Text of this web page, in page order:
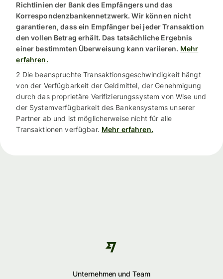
Richtlinien der Bank des Empfängers und das
Korrespondenzbankennetzwerk. Wir können nicht
garantieren, dass ein Empfänger bei jeder Transaktion
den vollen Betrag erhält. Das tatsächliche Ergebnis
einer bestimmten Überweisung kann variieren. Mehr
erfahren.
2 Die beanspruchte Transaktionsgeschwindigkeit hängt
von der Verfügbarkeit der Geldmittel, der Genehmigung
durch das proprietäre Verifizierungssystem von Wise und
der Systemverfügbarkeit des Bankensystems unserer
Partner ab und ist möglicherweise nicht für alle
Transaktionen verfügbar. Mehr erfahren.
Unternehmen und Team